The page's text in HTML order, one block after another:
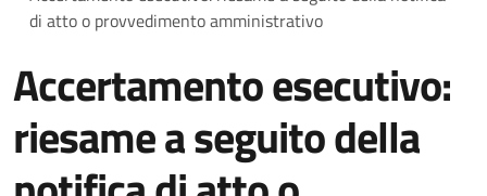
di atto o provvedimento amministrativo
Accertamento esecutivo:
riesame a seguito della